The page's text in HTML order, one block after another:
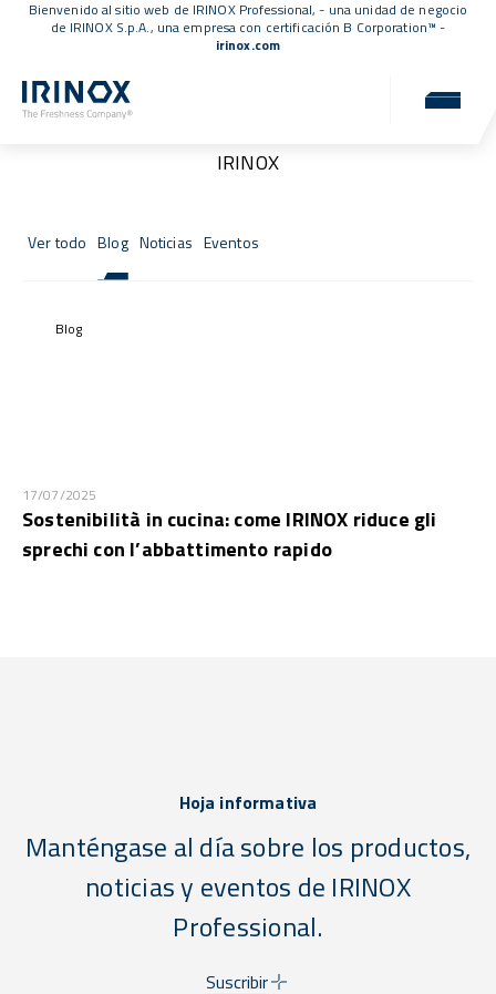
Bienvenido al sitio web de IRINOX Professional, - una unidad de negocio
de IRINOX S.p.A., una empresa con certificación B Corporation™ -
irinox.com
IRINOX
Ver todo Blog Noticias Eventos
Blog
17/07/2025
Sostenibilità in cucina: come IRINOX riduce gli
sprechi con l’abbattimento rapido
Hoja informativa
Manténgase al día sobre los productos,
noticias y eventos de IRINOX
Professional.
Suscribir